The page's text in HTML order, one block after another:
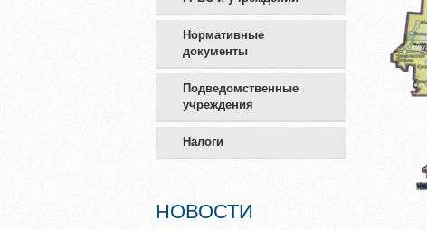
Нормативные
документы
Подведомственные
учреждения
Налоги
НОВОСТИ